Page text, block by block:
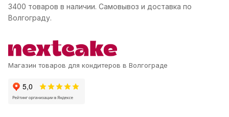
3400 товаров в наличии. Самовывоз и доставка по
Волгограду.
Магазин товаров для кондитеров в Волгограде